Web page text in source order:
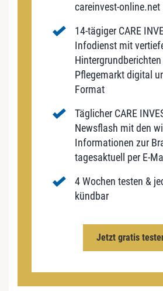
careinvest-online.net
14-tägiger CARE
Infodienst mit
Pflegemarkt digital
Format
Täglicher CARE
Newsflash mit den
Informationen zur
tagesaktuell per E-
4 Wochen testen &
kündbar
Jetzt gratis